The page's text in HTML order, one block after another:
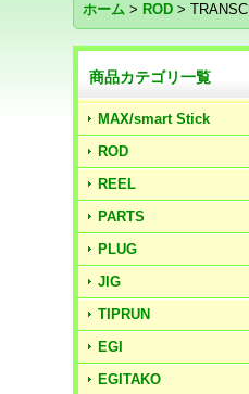
ホーム > ROD >
商品カテゴリ一覧
MAX/smart Stick
ROD
REEL
PARTS
PLUG
JIG
TIPRUN
EGI
EGITAKO